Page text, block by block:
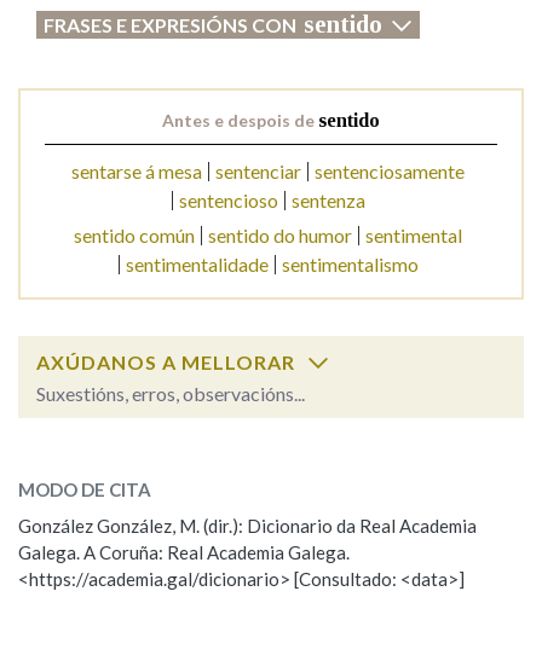
FRASES E EXPRESIÓNS CON sentido
Antes e despois de sentido
sentarse á mesa sentenciar sentenciosamente
sentencioso
sentenza
sentido común sentido do humor sentimental
sentimentalidade
sentimentalismo
AXÚDANOS A MELLORAR
Suxestións, erros, observacións...
ESCOLLE UNHA OPCIÓN:
Observación Hai un erro na palabra
Propoño mellorar a definición
MODO DE CITA
González González, M. (dir.): Dicionario da Real Academia
Galega. A Coruña: Real Academia Galega.
<https://academia.gal/dicionario> [Consultado: <data>]